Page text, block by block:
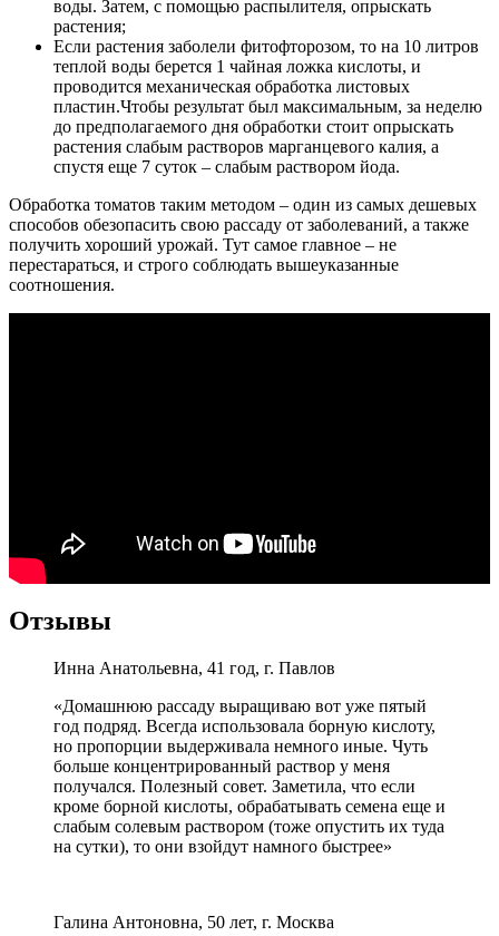
воды. Затем, с помощью распылителя, опрыскать
растения;
Если растения заболели фитофторозом, то на 10 литров
теплой воды берется 1 чайная ложка кислоты, и
проводится механическая обработка листовых
пластин.Чтобы результат был максимальным, за неделю
до предполагаемого дня обработки стоит опрыскать
растения слабым растворов марганцевого калия, а
спустя еще 7 суток – слабым раствором йода.
Обработка томатов таким методом – один из самых дешевых
способов обезопасить свою рассаду от заболеваний, а также
получить хороший урожай. Тут самое главное – не
перестараться, и строго соблюдать вышеуказанные
соотношения.
Отзывы
Инна Анатольевна, 41 год, г. Павлов
«Домашнюю рассаду выращиваю вот уже пятый
год подряд. Всегда использовала борную кислоту,
но пропорции выдерживала немного иные. Чуть
больше концентрированный раствор у меня
получался. Полезный совет. Заметила, что если
кроме борной кислоты, обрабатывать семена еще и
слабым солевым раствором (тоже опустить их туда
на сутки), то они взойдут намного быстрее»
Галина Антоновна, 50 лет, г. Москва